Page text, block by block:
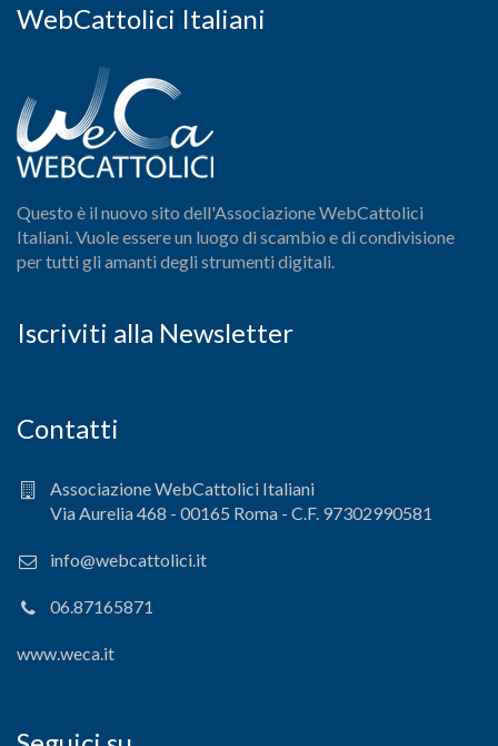
WebCattolici Italiani
Questo è il nuovo sito dell'Associazione WebCattolici
Italiani. Vuole essere un luogo di scambio e di condivisione
per tutti gli amanti degli strumenti digitali.
Iscriviti alla Newsletter
Contatti
Associazione WebCattolici Italiani
Via Aurelia 468 - 00165 Roma - C.F. 97302990581
info@webcattolici.it
06.87165871
www.weca.it